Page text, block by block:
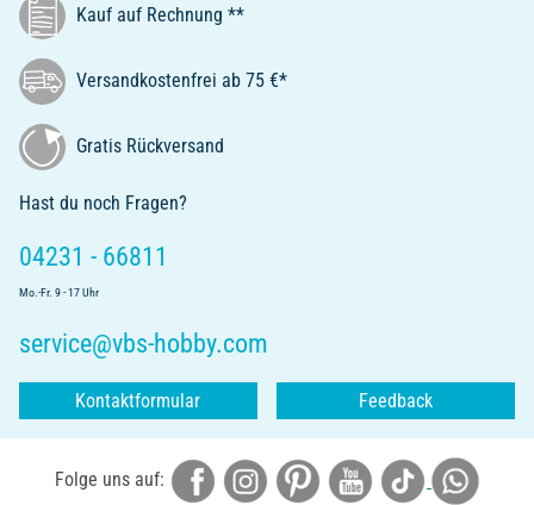
Kauf auf Rechnung **
Versandkostenfrei ab 75 €*
Gratis Rückversand
Hast du noch Fragen?
04231 - 66811
Mo.-Fr. 9 - 17 Uhr
service@vbs-hobby.com
Kontaktformular Feedback
Folge uns auf: